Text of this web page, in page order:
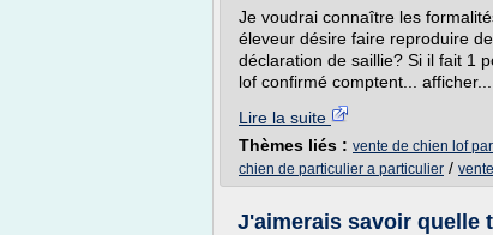
Je voudrai connaître les
éleveur désire faire reproduire
déclaration de saillie? Si il fait 1
lof confirmé comptent... afficher...
Lire la suite
Thèmes liés : vente de chien lof
chien de particulier a particulier /
J'aimerais savoir quelle